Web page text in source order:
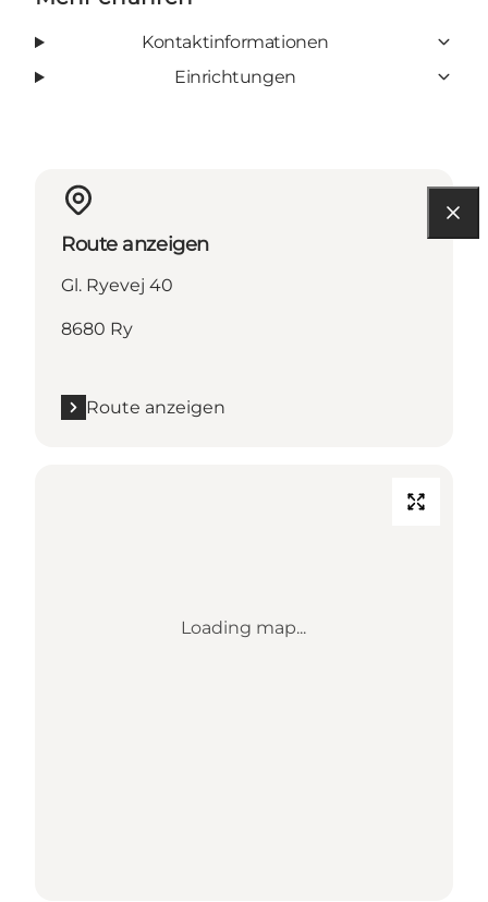
Kontaktinformationen
Einrichtungen
Route anzeigen
Gl. Ryevej 40
8680 Ry
Route anzeigen
Loading map...